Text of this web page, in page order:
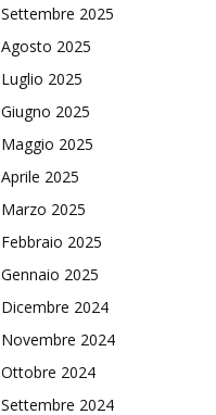
Settembre 2025
Agosto 2025
Luglio 2025
Giugno 2025
Maggio 2025
Aprile 2025
Marzo 2025
Febbraio 2025
Gennaio 2025
Dicembre 2024
Novembre 2024
Ottobre 2024
Settembre 2024